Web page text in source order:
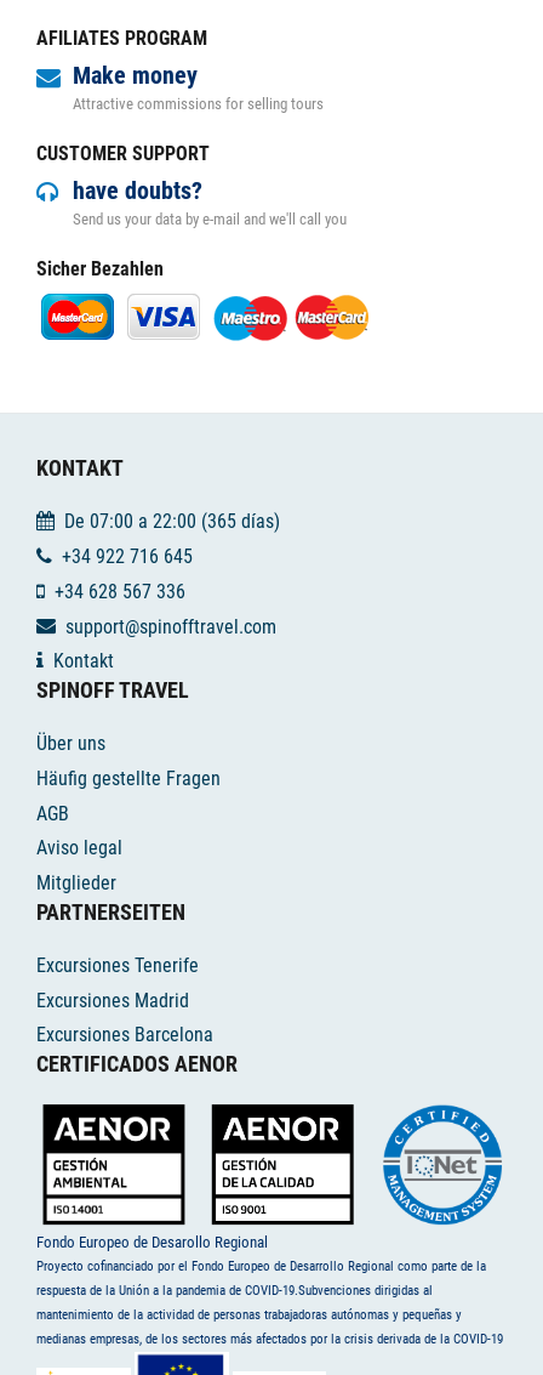
AFILIATES PROGRAM
Make money
Attractive commissions for selling tours
CUSTOMER SUPPORT
have doubts?
Send us your data by e-mail and we'll call you
Sicher Bezahlen
KONTAKT
De 07:00 a 22:00 (365 días)
+34 922 716 645
+34 628 567 336
support@spinofftravel.com
Kontakt
SPINOFF TRAVEL
Über uns
Häufig gestellte Fragen
AGB
Aviso legal
Mitglieder
PARTNERSEITEN
Excursiones Tenerife
Excursiones Madrid
Excursiones Barcelona
CERTIFICADOS AENOR
Fondo Europeo de Desarollo Regional
Proyecto cofinanciado por el Fondo Europeo de Desarrollo Regional como parte de la
respuesta de la Unión a la pandemia de COVID-19.Subvenciones dirigidas al
mantenimiento de la actividad de personas trabajadoras autónomas y pequeñas y
medianas empresas, de los sectores más afectados por la crisis derivada de la COVID-19